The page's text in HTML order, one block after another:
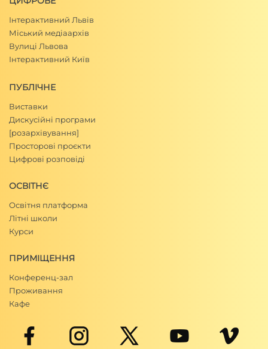
Інтерактивний Львів
Міський медіаархів
Вулиці Львова
Інтерактивний Київ
ПУБЛІЧНЕ
Виставки
Дискусійні програми
[розархівування]
Просторові проєкти
Цифрові розповіді
ОСВІТНЄ
Освітня платформа
Літні школи
Курси
ПРИМІЩЕННЯ
Конференц-зал
Проживання
Кафе